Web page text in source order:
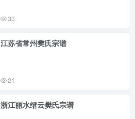
33
江苏省常州樊氏宗谱
21
浙江丽水缙云樊氏宗谱